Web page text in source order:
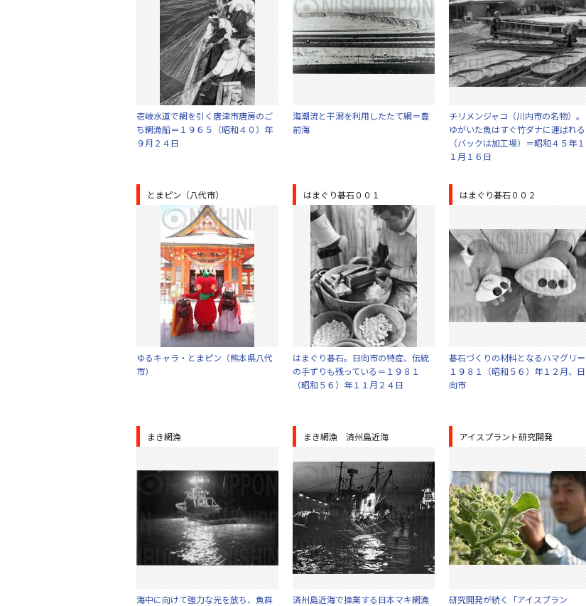
壱岐水道で網を引く唐津市唐房のご
ち網漁船＝１９６５（昭和４０）年
９月２４日
海潮流と干潟を利用したたて網＝豊
前海
チリメンジャコ（川内市の名物）。
ゆがいた魚はすぐ竹ダナに運ばれる
（バックは加工場）＝昭和４５年１
１月１６日
とまピン（八代市）
ゆるキャラ・とまピン（熊本県八代
市）
はまぐり碁石００１
はまぐり碁石。日向市の特産、伝統
の手ずりも残っている＝１９８１
（昭和５６）年１１月２４日
はまぐり碁石００２
碁石づくりの材料となるハマグリ＝
１９８１（昭和５６）年１２月、日
向市
まき網漁
海中に向けて強力な光を放ち、魚群
まき網漁 済州島近海
済州島近海で操業する日本マキ網漁
アイスプラント研究開発
研究開発が続く「アイスプラン